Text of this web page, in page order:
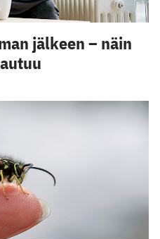
jälkeen – näin